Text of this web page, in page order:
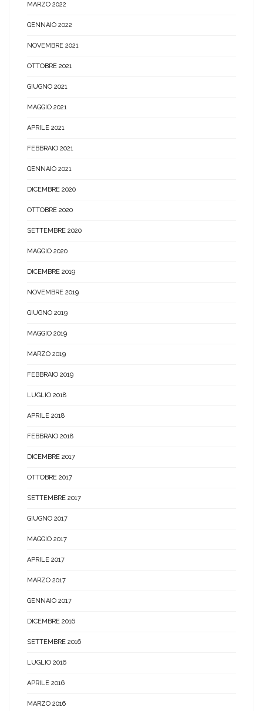
MARZO 2022
GENNAIO 2022
NOVEMBRE 2021
OTTOBRE 2021
GIUGNO 2021
MAGGIO 2021
APRILE 2021
FEBBRAIO 2021
GENNAIO 2021
DICEMBRE 2020
OTTOBRE 2020
SETTEMBRE 2020
MAGGIO 2020
DICEMBRE 2019
NOVEMBRE 2019
GIUGNO 2019
MAGGIO 2019
MARZO 2019
FEBBRAIO 2019
LUGLIO 2018
APRILE 2018
FEBBRAIO 2018
DICEMBRE 2017
OTTOBRE 2017
SETTEMBRE 2017
GIUGNO 2017
MAGGIO 2017
APRILE 2017
MARZO 2017
GENNAIO 2017
DICEMBRE 2016
SETTEMBRE 2016
LUGLIO 2016
APRILE 2016
MARZO 2016